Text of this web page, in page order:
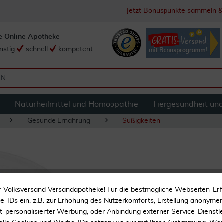
Jetzt Bonuspunkte sammeln
Online Apotheke
schnell kompetent
Naturheilmittel und Homöopathie Tiergesundheit
Gesunde Ernährung Süßigkeiten
Salmix
Versandapotheke! Für die bestmögliche Webseiten-
IDs ein, z.B. zur Erhöhung des Nutzerkomforts, Erstellung
personalisierter Werbung, oder Anbindung externer Service-